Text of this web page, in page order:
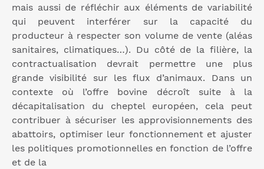
mais aussi de réfléchir aux éléments de variabilité
qui peuvent interférer sur la capacité du
producteur à respecter son volume de vente (aléas
sanitaires, climatiques…). Du côté de la filière, la
contractualisation devrait permettre une plus
grande visibilité sur les flux d’animaux. Dans un
contexte où l’offre bovine décroît suite à la
décapitalisation du cheptel européen, cela peut
contribuer à sécuriser les approvisionnements des
abattoirs, optimiser leur fonctionnement et ajuster
les politiques promotionnelles en fonction de l’offre
et de la